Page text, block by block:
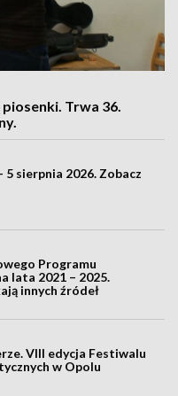
Trwa 36.
5 sierpnia 2026. Zobacz
Programu
lata 2021 – 2025.
innych źródeł
VIII edycja Festiwalu
w Opolu